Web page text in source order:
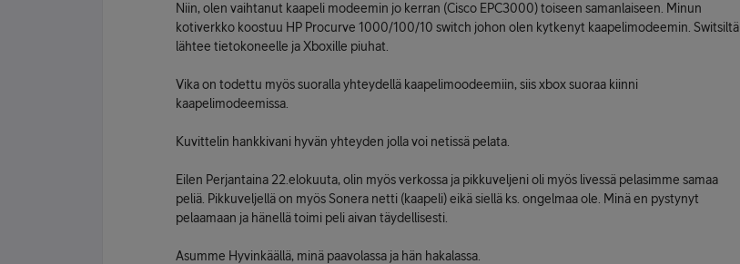
Niin, olen vaihtanut kaapeli modeemin jo kerran (Cisco EPC3000) toiseen samanlaiseen. Minun
kotiverkko koostuu HP Procurve 1000/100/10 switch johon olen kytkenyt kaapelimodeemin. Switsiltä
lähtee tietokoneelle ja Xboxille piuhat.
Vika on todettu myös suoralla yhteydellä kaapelimoodeemiin, siis xbox suoraa kiinni
kaapelimodeemissa.
Kuvittelin hankkivani hyvän yhteyden jolla voi netissä pelata.
Eilen Perjantaina 22.elokuuta, olin myös verkossa ja pikkuveljeni oli myös livessä pelasimme samaa
peliä. Pikkuveljellä on myös Sonera netti (kaapeli) eikä siellä ks. ongelmaa ole. Minä en pystynyt
pelaamaan ja hänellä toimi peli aivan täydellisesti.
Asumme Hyvinkäällä, minä paavolassa ja hän hakalassa.